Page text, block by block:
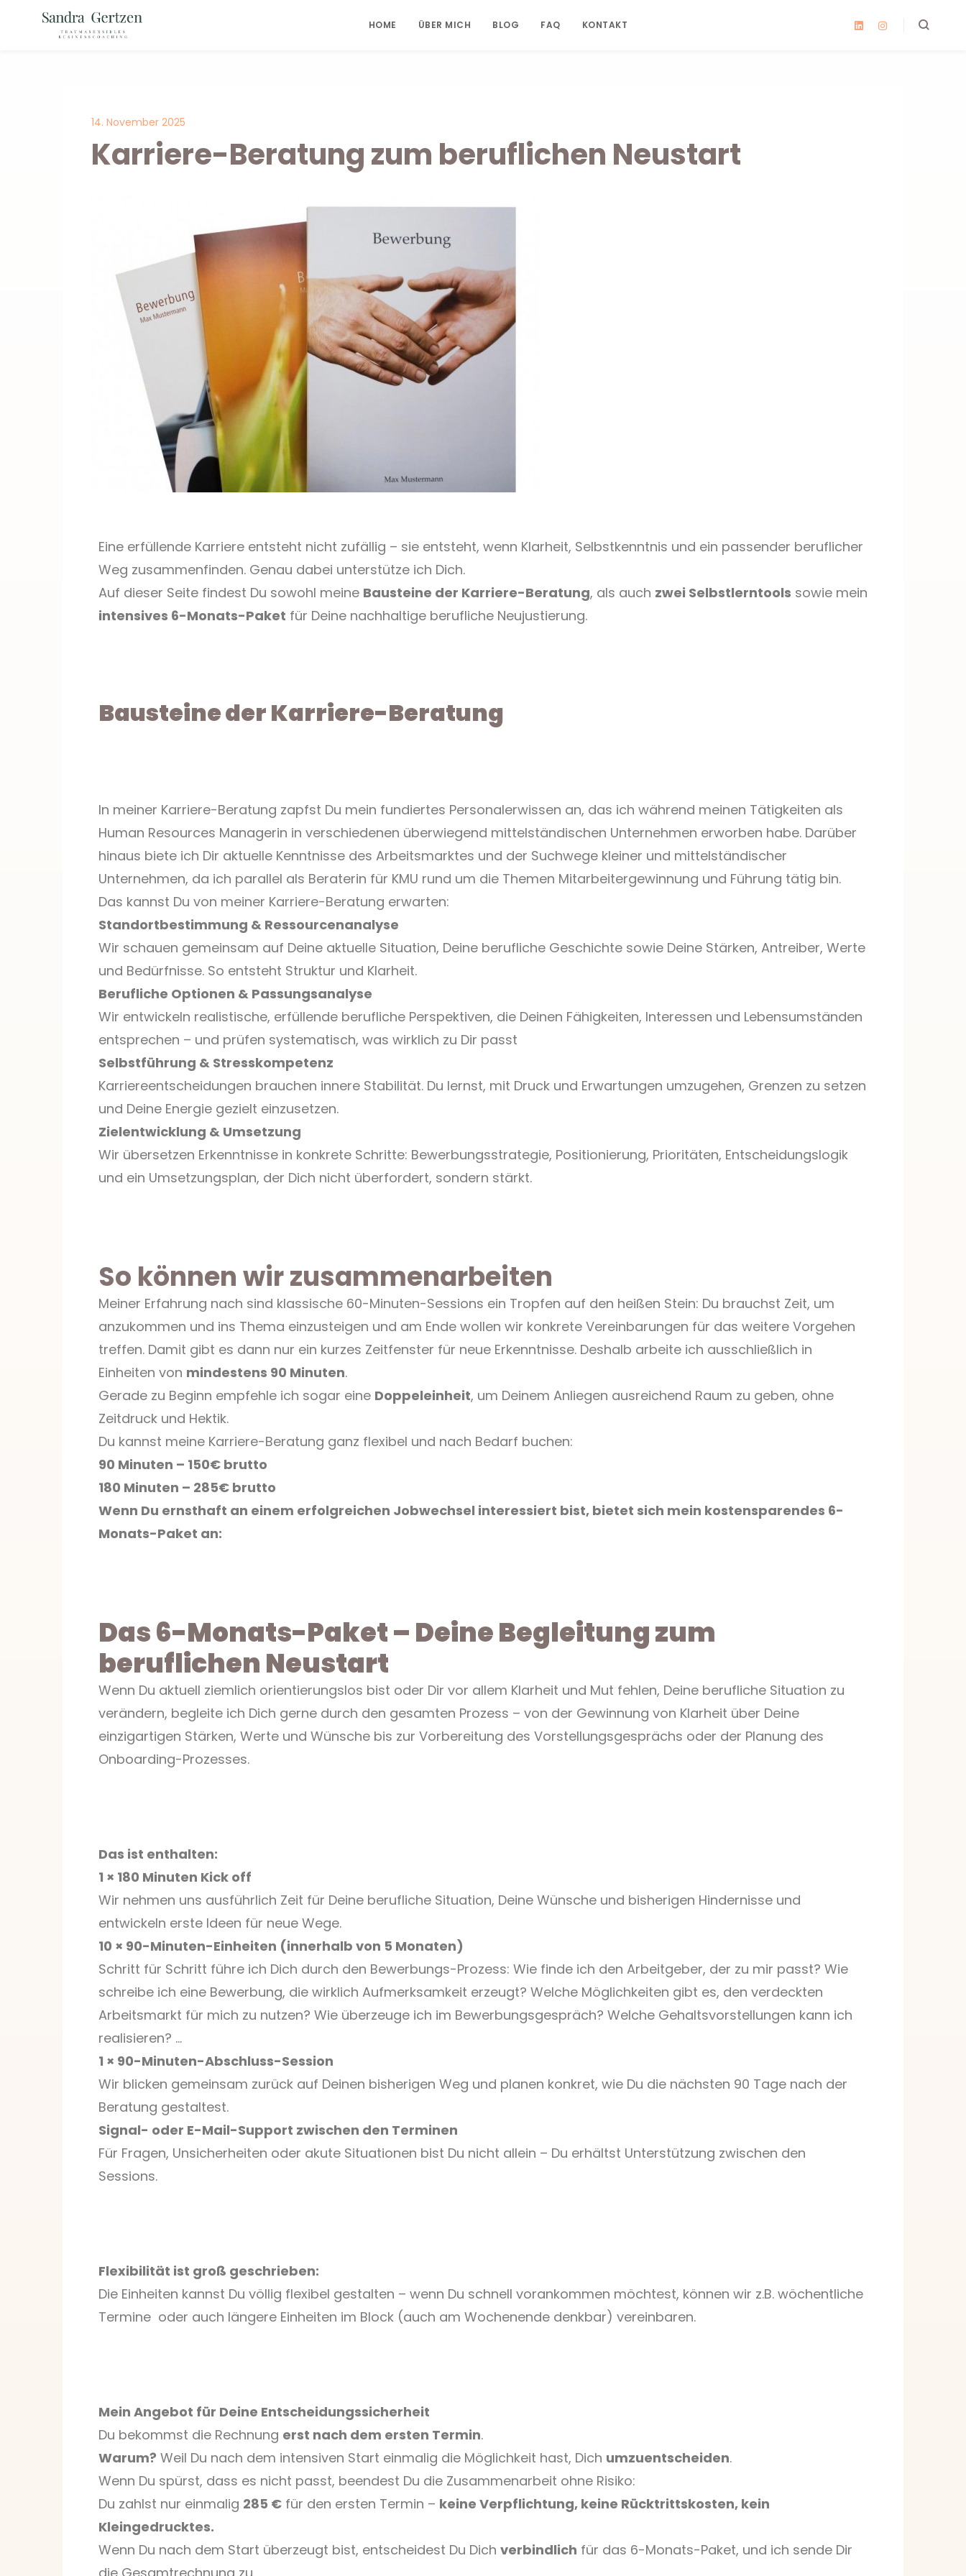
HOME ÜBER MICH BLOG FAQ KONTAKT
14. November 2025
Karriere-Beratung zum beruflichen Neustart
Eine erfüllende Karriere entsteht nicht zufällig – sie entsteht, wenn Klarheit, Selbstkenntnis und ein passender beruflicher
Weg zusammenfinden. Genau dabei unterstütze ich Dich.
Auf dieser Seite findest Du sowohl meine Bausteine der Karriere-Beratung, als auch zwei Selbstlerntools sowie mein
intensives 6-Monats-Paket für Deine nachhaltige berufliche Neujustierung.
Bausteine der Karriere-Beratung
In meiner Karriere-Beratung zapfst Du mein fundiertes Personalerwissen an, das ich während meinen Tätigkeiten als
Human Resources Managerin in verschiedenen überwiegend mittelständischen Unternehmen erworben habe. Darüber
hinaus biete ich Dir aktuelle Kenntnisse des Arbeitsmarktes und der Suchwege kleiner und mittelständischer
Unternehmen, da ich parallel als Beraterin für KMU rund um die Themen Mitarbeitergewinnung und Führung tätig bin.
Das kannst Du von meiner Karriere-Beratung erwarten:
Standortbestimmung & Ressourcenanalyse
Wir schauen gemeinsam auf Deine aktuelle Situation, Deine berufliche Geschichte sowie Deine Stärken, Antreiber, Werte
und Bedürfnisse. So entsteht Struktur und Klarheit.
Berufliche Optionen & Passungsanalyse
Wir entwickeln realistische, erfüllende berufliche Perspektiven, die Deinen Fähigkeiten, Interessen und Lebensumständen
entsprechen – und prüfen systematisch, was wirklich zu Dir passt
Selbstführung & Stresskompetenz
Karriereentscheidungen brauchen innere Stabilität. Du lernst, mit Druck und Erwartungen umzugehen, Grenzen zu setzen
und Deine Energie gezielt einzusetzen.
Zielentwicklung & Umsetzung
Wir übersetzen Erkenntnisse in konkrete Schritte: Bewerbungsstrategie, Positionierung, Prioritäten, Entscheidungslogik
und ein Umsetzungsplan, der Dich nicht überfordert, sondern stärkt.
So können wir zusammenarbeiten
Meiner Erfahrung nach sind klassische 60-Minuten-Sessions ein Tropfen auf den heißen Stein: Du brauchst Zeit, um
anzukommen und ins Thema einzusteigen und am Ende wollen wir konkrete Vereinbarungen für das weitere Vorgehen
treffen. Damit gibt es dann nur ein kurzes Zeitfenster für neue Erkenntnisse. Deshalb arbeite ich ausschließlich in
Einheiten von mindestens 90 Minuten.
Gerade zu Beginn empfehle ich sogar eine Doppeleinheit, um Deinem Anliegen ausreichend Raum zu geben, ohne
Zeitdruck und Hektik.
Du kannst meine Karriere-Beratung ganz flexibel und nach Bedarf buchen:
90 Minuten – 150€ brutto
180 Minuten – 285€ brutto
Wenn Du ernsthaft an einem erfolgreichen Jobwechsel interessiert bist, bietet sich mein kostensparendes 6-
Monats-Paket an:
Das 6-Monats-Paket – Deine Begleitung zum
beruflichen Neustart
Wenn Du aktuell ziemlich orientierungslos bist oder Dir vor allem Klarheit und Mut fehlen, Deine berufliche Situation zu
verändern, begleite ich Dich gerne durch den gesamten Prozess – von der Gewinnung von Klarheit über Deine
einzigartigen Stärken, Werte und Wünsche bis zur Vorbereitung des Vorstellungsgesprächs oder der Planung des
Onboarding-Prozesses.
Das ist enthalten:
1 × 180 Minuten Kick off
Wir nehmen uns ausführlich Zeit für Deine berufliche Situation, Deine Wünsche und bisherigen Hindernisse und
entwickeln erste Ideen für neue Wege.
10 × 90-Minuten-Einheiten (innerhalb von 5 Monaten)
Schritt für Schritt führe ich Dich durch den Bewerbungs-Prozess: Wie finde ich den Arbeitgeber, der zu mir passt? Wie
schreibe ich eine Bewerbung, die wirklich Aufmerksamkeit erzeugt? Welche Möglichkeiten gibt es, den verdeckten
Arbeitsmarkt für mich zu nutzen? Wie überzeuge ich im Bewerbungsgespräch? Welche Gehaltsvorstellungen kann ich
realisieren? …
1 × 90-Minuten-Abschluss-Session
Wir blicken gemeinsam zurück auf Deinen bisherigen Weg und planen konkret, wie Du die nächsten 90 Tage nach der
Beratung gestaltest.
Signal- oder E-Mail-Support zwischen den Terminen
Für Fragen, Unsicherheiten oder akute Situationen bist Du nicht allein – Du erhältst Unterstützung zwischen den
Sessions.
Flexibilität ist groß geschrieben:
Die Einheiten kannst Du völlig flexibel gestalten – wenn Du schnell vorankommen möchtest, können wir z.B. wöchentliche
Termine oder auch längere Einheiten im Block (auch am Wochenende denkbar) vereinbaren.
Mein Angebot für Deine Entscheidungssicherheit
Du bekommst die Rechnung erst nach dem ersten Termin.
Warum? Weil Du nach dem intensiven Start einmalig die Möglichkeit hast, Dich umzuentscheiden.
Wenn Du spürst, dass es nicht passt, beendest Du die Zusammenarbeit ohne Risiko:
Du zahlst nur einmalig 285 € für den ersten Termin – keine Verpflichtung, keine Rücktrittskosten, kein
Kleingedrucktes.
Wenn Du nach dem Start überzeugt bist, entscheidest Du Dich verbindlich für das 6-Monats-Paket, und ich sende Dir